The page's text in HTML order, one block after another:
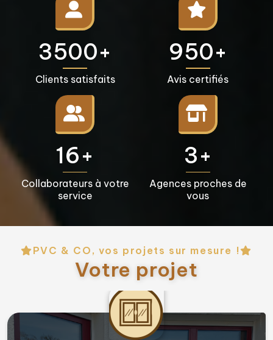
3500+
Clients satisfaits
950+
Avis certifiés
16+
Collaborateurs à votre
service
3+
Agences proches de
vous
PVC & CO, vos projets sur mesure !
Votre projet